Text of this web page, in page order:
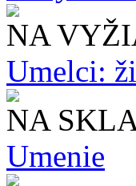
NA
Umelci:
NA
Umenie